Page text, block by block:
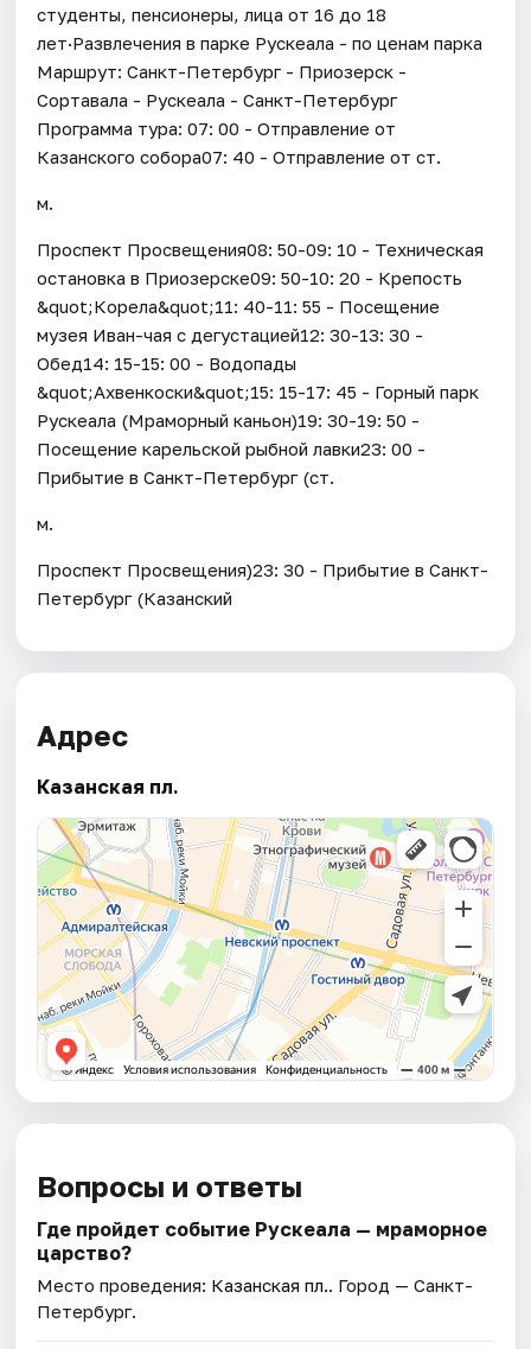
студенты, пенсионеры, лица от 16 до 18
лет·Развлечения в парке Рускеала - по ценам парка
Маршрут: Санкт-Петербург - Приозерск -
Сортавала - Рускеала - Санкт-Петербург
Программа тура: 07: 00 - Отправление от
Казанского собора07: 40 - Отправление от ст.
м.
Проспект Просвещения08: 50-09: 10 - Техническая
остановка в Приозерске09: 50-10: 20 - Крепость
&quot;Корела&quot;11: 40-11: 55 - Посещение
музея Иван-чая с дегустацией12: 30-13: 30 -
Обед14: 15-15: 00 - Водопады
&quot;Ахвенкоски&quot;15: 15-17: 45 - Горный парк
Рускеала (Мраморный каньон)19: 30-19: 50 -
Посещение карельской рыбной лавки23: 00 -
Прибытие в Санкт-Петербург (ст.
м.
Проспект Просвещения)23: 30 - Прибытие в Санкт-
Петербург (Казанский
Адрес
Казанская пл.
Вопросы и ответы
Где пройдет событие Рускеала — мраморное
царство?
Место проведения: Казанская пл.. Город — Санкт-
Петербург.